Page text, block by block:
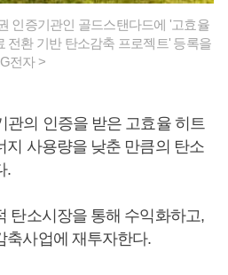
인증기관인 골드스탠다드에 '고효율
전환 기반 탄소감축 프로젝트' 등록을
전자 >
관의 인증을 받은 고효율 히트
지 사용량을 낮춘 만큼의 탄소
.
탄소시장을 통해 수익화하고,
축사업에 재투자한다.